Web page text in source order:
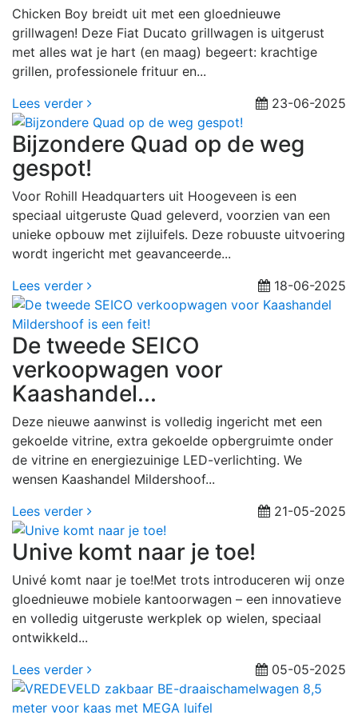
Chicken Boy breidt uit met een gloednieuwe
grillwagen! Deze Fiat Ducato grillwagen is uitgerust
met alles wat je hart (en maag) begeert: krachtige
grillen, professionele frituur en...
Lees verder
23-06-2025
Bijzondere Quad op de weg
gespot!
Voor Rohill Headquarters uit Hoogeveen is een
speciaal uitgeruste Quad geleverd, voorzien van een
unieke opbouw met zijluifels. Deze robuuste uitvoering
wordt ingericht met geavanceerde...
Lees verder
18-06-2025
De tweede SEICO
verkoopwagen voor
Kaashandel...
Deze nieuwe aanwinst is volledig ingericht met een
gekoelde vitrine, extra gekoelde opbergruimte onder
de vitrine en energiezuinige LED-verlichting. We
wensen Kaashandel Mildershoof...
Lees verder
21-05-2025
Unive komt naar je toe!
Univé komt naar je toe!Met trots introduceren wij onze
gloednieuwe mobiele kantoorwagen – een innovatieve
en volledig uitgeruste werkplek op wielen, speciaal
ontwikkeld...
Lees verder
05-05-2025